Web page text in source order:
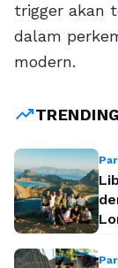
trigger akan
dalam
modern.
trending_up